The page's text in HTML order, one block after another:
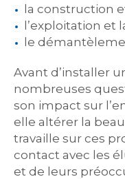
la construction
l’exploitation et
le
Avant d’installer
nombreuses
son impact sur
elle altérer la
travaille sur ces
contact avec les
et de leurs